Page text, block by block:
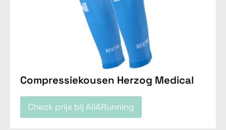
Compressiekousen Herzog Medical
Check prijs bij All4Running